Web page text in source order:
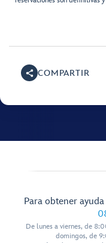
COMPARTIR
Para obtener
De lunes a viernes, de
domingos, de